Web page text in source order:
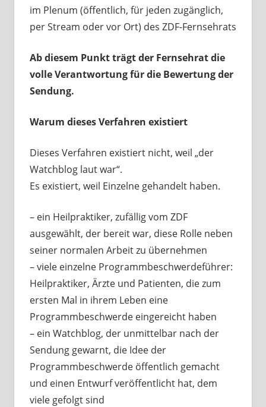
im Plenum (öffentlich, für jeden zugänglich,
per Stream oder vor Ort) des ZDF-Fernsehrats
Ab diesem Punkt trägt der Fernsehrat die
volle Verantwortung für die Bewertung der
Sendung.
Warum dieses Verfahren existiert
Dieses Verfahren existiert nicht, weil „der
Watchblog laut war“.
Es existiert, weil Einzelne gehandelt haben.
– ein Heilpraktiker, zufällig vom ZDF
ausgewählt, der bereit war, diese Rolle neben
seiner normalen Arbeit zu übernehmen
– viele einzelne Programmbeschwerdeführer:
Heilpraktiker, Ärzte und Patienten, die zum
ersten Mal in ihrem Leben eine
Programmbeschwerde eingereicht haben
– ein Watchblog, der unmittelbar nach der
Sendung gewarnt, die Idee der
Programmbeschwerde öffentlich gemacht
und einen Entwurf veröffentlicht hat, dem
viele gefolgt sind